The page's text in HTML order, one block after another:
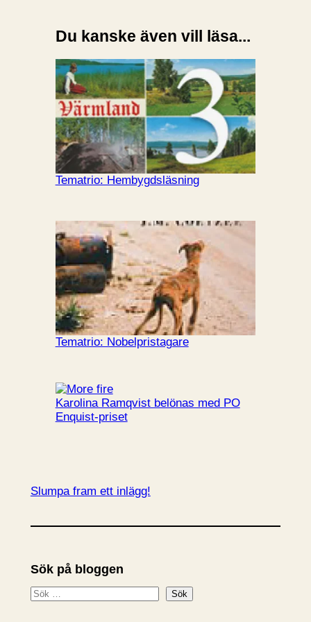
Du kanske även vill läsa...
Tematrio: Hembygdsläsning
Tematrio: Nobelpristagare
Karolina Ramqvist belönas med PO
Enquist-priset
Slumpa fram ett inlägg!
Sök på bloggen
S
Sök